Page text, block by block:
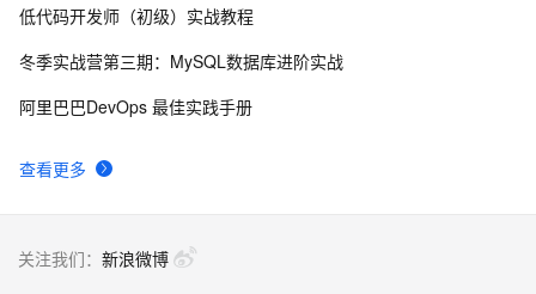
查看更多
低代码开发师（初级）实战教程
冬季实战营第三期：MySQL数据库进阶实战
阿里巴巴DevOps 最佳实践手册
关注我们： 新浪微博